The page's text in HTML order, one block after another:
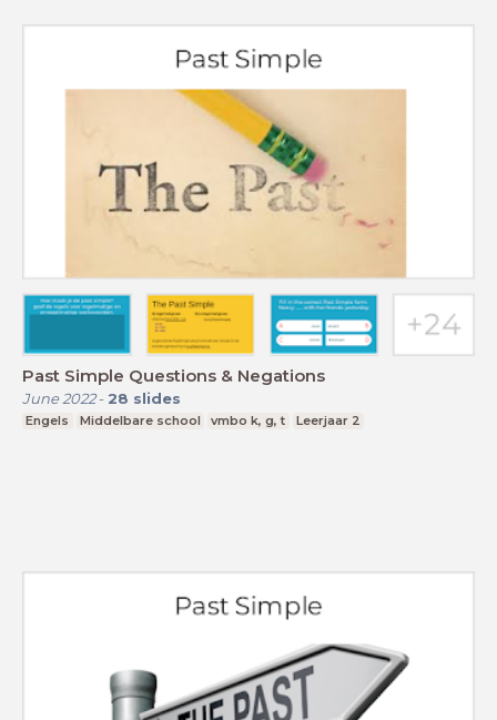
Past Simple Questions & Negations
June 2022- 28 slides
Engels Middelbare school vmbo k, g, t Leerjaar 2